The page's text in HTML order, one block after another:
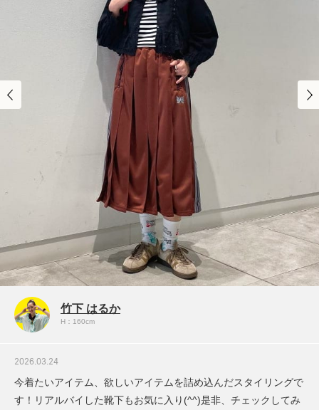
竹下 はるか
H：160cm
2026.03.24
今着たいアイテム、欲しいアイテムを詰め込んだスタイリングで
す！リアルバイした靴下もお気に入り(^^)是非、チェックしてみ